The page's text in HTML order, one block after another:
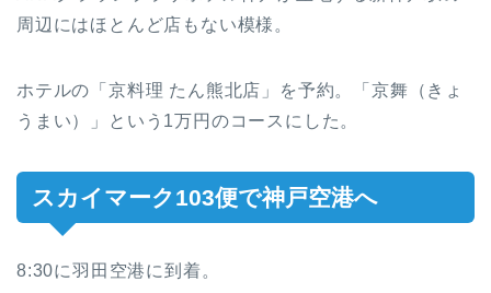
周辺にはほとんど店もない模様。
ホテルの「京料理 たん熊北店」を予約。「京舞（きょ
うまい）」という1万円のコースにした。
スカイマーク103便で神戸空港へ
8:30に羽田空港に到着。